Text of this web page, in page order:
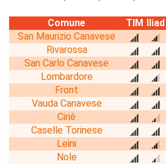
Comune TIM Iliad
San Maurizio Canavese
Rivarossa
San Carlo Canavese
Lombardore
Front
Vauda Canavese
Ciriè
Caselle Torinese
Leini
Nole